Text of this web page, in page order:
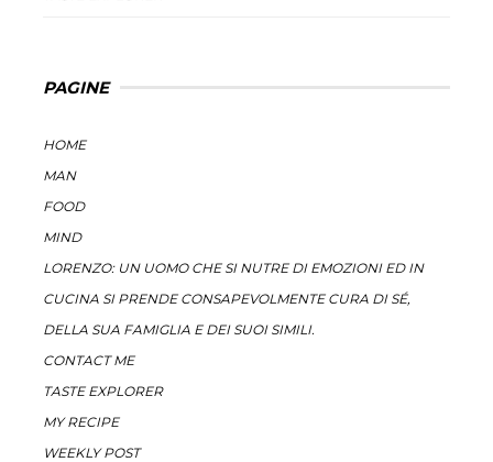
PAGINE
HOME
MAN
FOOD
MIND
LORENZO: UN UOMO CHE SI NUTRE DI EMOZIONI ED IN
CUCINA SI PRENDE CONSAPEVOLMENTE CURA DI SÉ,
DELLA SUA FAMIGLIA E DEI SUOI SIMILI.
CONTACT ME
TASTE EXPLORER
MY RECIPE
WEEKLY POST